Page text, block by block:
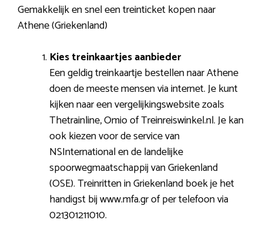
Gemakkelijk en snel een treinticket kopen naar
Athene (Griekenland)
Kies treinkaartjes aanbieder
Een geldig treinkaartje bestellen naar Athene
doen de meeste mensen via internet. Je kunt
kijken naar een vergelijkingswebsite zoals
Thetrainline, Omio of Treinreiswinkel.nl. Je kan
ook kiezen voor de service van
NSInternational en de landelijke
spoorwegmaatschappij van Griekenland
(OSE). Treinritten in Griekenland boek je het
handigst bij www.mfa.gr of per telefoon via
021301211010.